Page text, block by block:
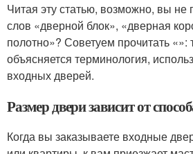
Читая эту статью, возможно, вы не
слов «дверной блок», «дверная
полотно»? Советуем прочитать
объясняется терминология,
входных дверей.
Размер двери зависит от
Когда вы заказываете входные